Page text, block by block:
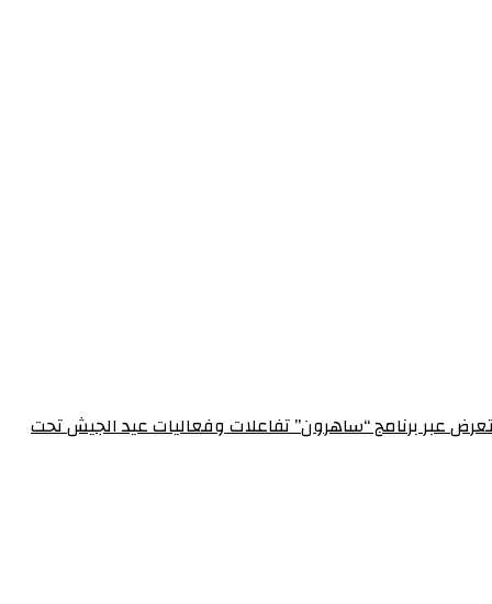
العسكري احتفالاً بعيد الجيش الـ 72‏مدير الإعلام العسكري يستعرض عبر برنامج “ساهرون” تفاعلات وفعاليات عيد الجيش تحت